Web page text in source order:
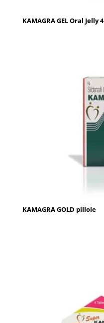
KAMAGRA GEL Oral Jelly 4
KAMAGRA GOLD pillole